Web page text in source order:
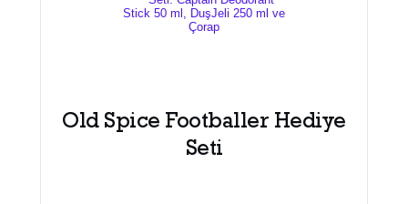
Old Spice Footballer Hediye
Seti